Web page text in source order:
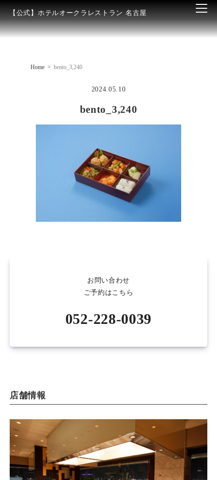
【公式】ホテルオークラレストラン 名古屋
Home bento_3,240
2024.05.10
bento_3,240
お問い合わせ
ご予約はこちら
052-228-0039
店舗情報